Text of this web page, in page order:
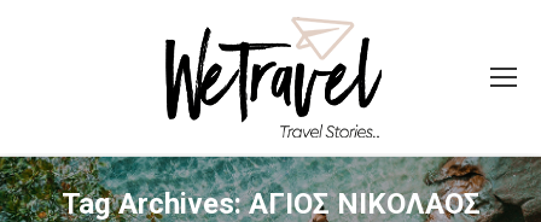
Tag Archives:ΑΓΙΟΣ ΝΙΚΟΛΑΟΣ